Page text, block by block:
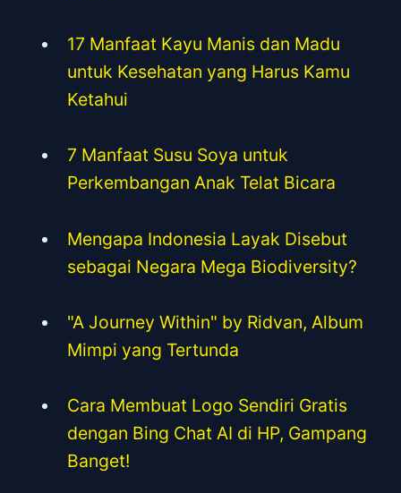
17 Manfaat Kayu Manis dan Madu
untuk Kesehatan yang Harus Kamu
Ketahui
7 Manfaat Susu Soya untuk
Perkembangan Anak Telat Bicara
Mengapa Indonesia Layak Disebut
sebagai Negara Mega Biodiversity?
"A Journey Within" by Ridvan, Album
Mimpi yang Tertunda
Cara Membuat Logo Sendiri Gratis
dengan Bing Chat AI di HP, Gampang
Banget!